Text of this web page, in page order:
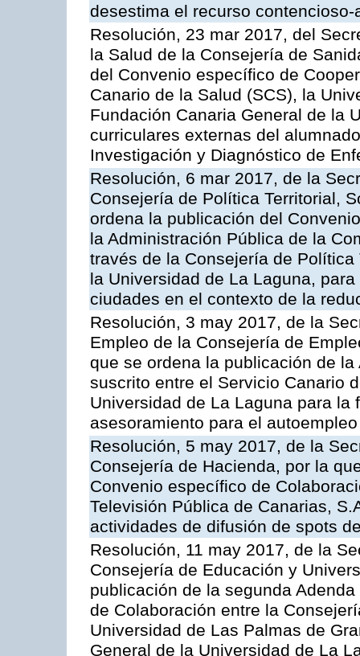
desestima el recurso
Resolución, 23 mar 2017, del
la Salud de la Consejería de
del Convenio específico de
Canario de la Salud (SCS), la
Fundación Canaria General de la
curriculares externas del
Investigación y Diagnóstico de
Resolución, 6 mar 2017, de la
Consejería de Política Territorial,
ordena la publicación del
la Administración Pública de la
través de la Consejería de
la Universidad de La Laguna,
ciudades en el contexto de la
Resolución, 3 may 2017, de la
Empleo de la Consejería de
que se ordena la publicación de
suscrito entre el Servicio Canario
Universidad de La Laguna para
asesoramiento para el
Resolución, 5 may 2017, de la
Consejería de Hacienda, por la
Convenio específico de
Televisión Pública de Canarias,
actividades de difusión de spots
Resolución, 11 may 2017, de la
Consejería de Educación y
publicación de la segunda
de Colaboración entre la
Universidad de Las Palmas de
General de la Universidad de La